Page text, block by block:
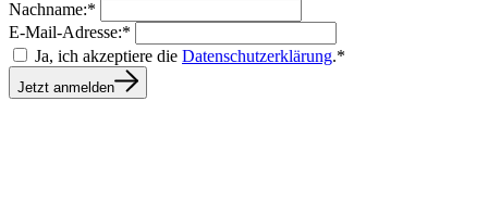
Nachname:*
E-Mail-Adresse:*
Ja, ich akzeptiere die Datenschutzerklärung.*
Jetzt anmelden